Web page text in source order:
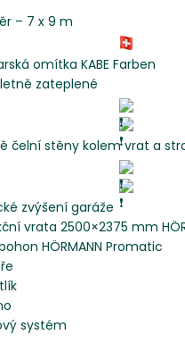
– 7 x 9 m
omítka KABE Farben
zateplené
čelní stěny kolem vrat a
zvýšení garáže
vrata 2500×2375 mm
HÖRMANN Promatic
systém